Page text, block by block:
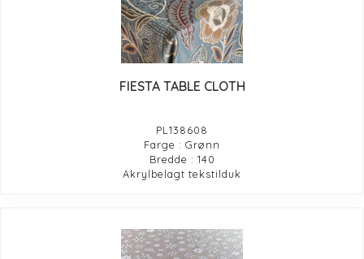
FIESTA TABLE CLOTH
PL138608
Farge : Grønn
Bredde : 140
Akrylbelagt tekstilduk